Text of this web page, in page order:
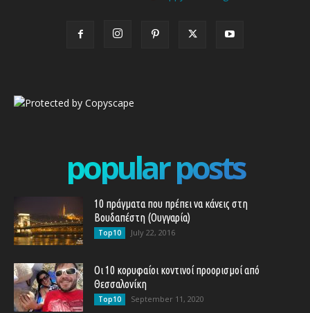
popular posts
10 πράγματα που πρέπει να κάνεις στη
Βουδαπέστη (Ουγγαρία)
Top10 July 22, 2016
Οι 10 κορυφαίοι κοντινοί προορισμοί από
Θεσσαλονίκη
Top10 September 11, 2020